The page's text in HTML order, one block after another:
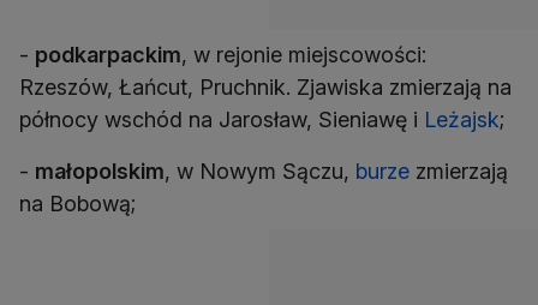
- podkarpackim, w rejonie miejscowości:
Rzeszów, Łańcut, Pruchnik. Zjawiska zmierzają na
północy wschód na Jarosław, Sieniawę i Leżajsk;
- małopolskim, w Nowym Sączu, burze zmierzają
na Bobową;